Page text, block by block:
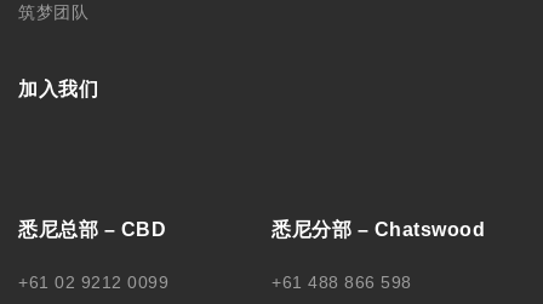
筑梦团队
加入我们
悉尼总部 – CBD
+61 02 9212 0099
悉尼分部 – Chatswood
+61 488 866 598